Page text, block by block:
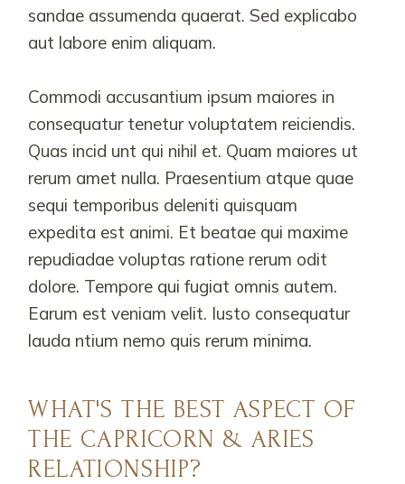
sandae assumenda quaerat. Sed explicabo
aut labore enim aliquam.
Commodi accusantium ipsum maiores in
consequatur tenetur voluptatem reiciendis.
Quas incid unt qui nihil et. Quam maiores ut
rerum amet nulla. Praesentium atque quae
sequi temporibus deleniti quisquam
expedita est animi. Et beatae qui maxime
repudiadae voluptas ratione rerum odit
dolore. Tempore qui fugiat omnis autem.
Earum est veniam velit. Iusto consequatur
lauda ntium nemo quis rerum minima.
WHAT'S THE BEST ASPECT OF
THE CAPRICORN & ARIES
RELATIONSHIP?